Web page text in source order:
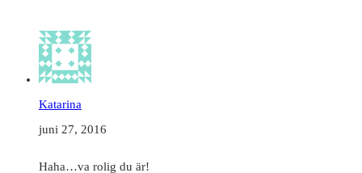
Katarina
juni 27, 2016
Haha…va rolig du är!